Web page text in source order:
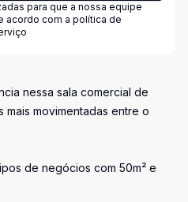
para que a nossa equipe
acordo com a política de
nessa sala comercial de
mais movimentadas entre o
de negócios com 50m² e